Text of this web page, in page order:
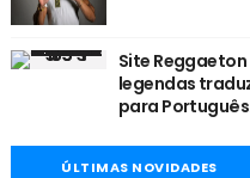
Site
legendas
para
ÚLTIMAS NOVIDADES